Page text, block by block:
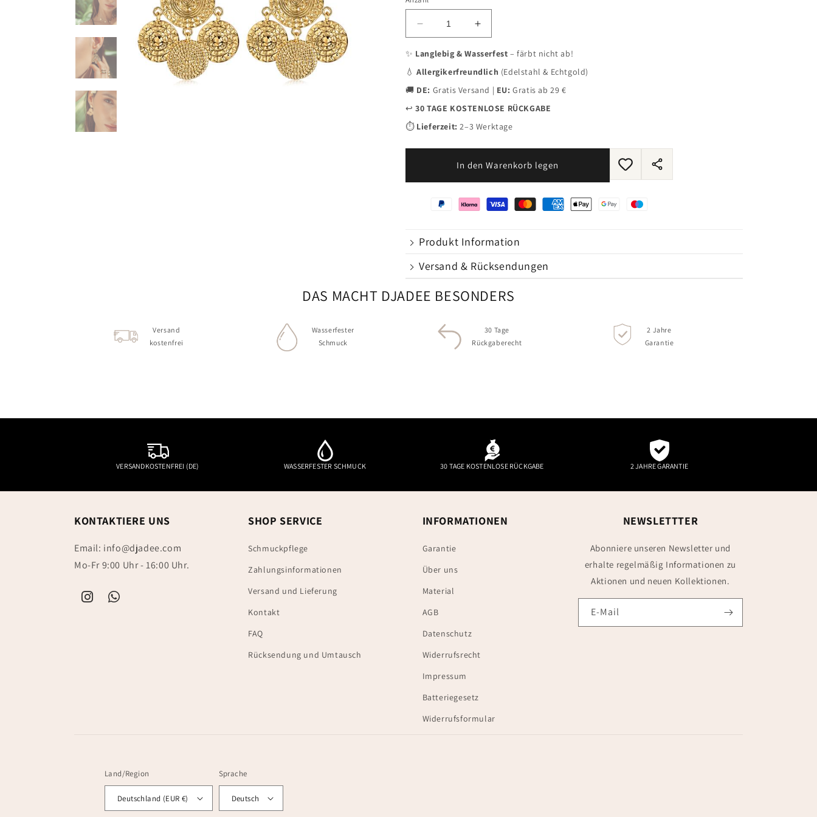
Verringere
die
Menge
Glare
Sun
Gold
O6205D
Erhöhe
die
Menge
Glare
Sun
Ohrringe
Gold
O6205D
✨ Langlebig & Wasserfest – färbt nicht ab!
💧Allergikerfreundlich (Edelstahl & Echtgold)
🚚 DE: Gratis Versand | EU: Gratis ab 29 €
↩️30 TAGE KOSTENLOSE RÜCKGABE
⏱️ Lieferzeit: 2–3 Werktage
In den Warenkorb legen
Dieses
Produkt Information
Versand & Rücksendungen
DAS MACHT DJADEE BESONDERS
Versand
kostenfrei
Wasserfester
Schmuck
30 Tage
Rückgaberecht
2 Jahre
Garantie
VERSANDKOSTENFREI (DE) WASSERFESTER SCHMUCK 30 TAGE KOSTENLOSE RÜCKGABE 2 JAHRE GARANTIE
KONTAKTIERE UNS
Email: info@djadee.com
Mo-Fr 9:00 Uhr - 16:00 Uhr.
SHOP SERVICE
Schmuckpflege
Zahlungsinformationen
Versand und Lieferung
Kontakt
FAQ
Rücksendung und Umtausch
INFORMATIONEN
Garantie
Über uns
Material
AGB
Datenschutz
Widerrufsrecht
Impressum
Batteriegesetz
Widerrufsformular
NEWSLETTTER
Abonniere unseren Newsletter und
erhalte regelmäßig Informationen zu
Aktionen und neuen Kollektionen.
E-Mail
Land/Region
Deutschland (EUR €)
Sprache
Deutsch